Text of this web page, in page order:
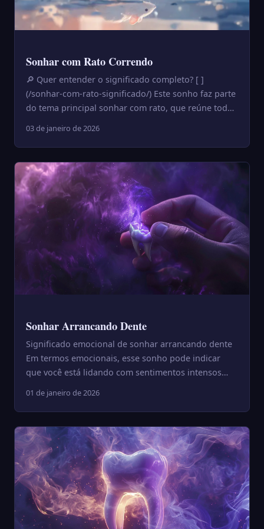
Sonhar com Rato Correndo
🔎 Quer entender o significado completo? [ ]
(/sonhar-com-rato-significado/) Este sonho faz parte
do tema principal sonhar com rato, que reúne todas
03 de janeiro de 2026
Sonhar Arrancando Dente
Significado emocional de sonhar arrancando dente
Em termos emocionais, esse sonho pode indicar
que você está lidando com sentimentos intensos
01 de janeiro de 2026